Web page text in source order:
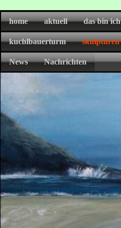
home aktuell das bin ich
kuchlbauerturm skulpturen
News Nachrichten